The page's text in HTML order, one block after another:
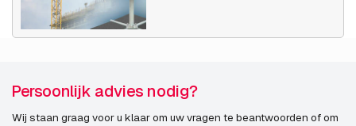
Persoonlijk advies nodig?
Wij staan graag voor u klaar om uw vragen te beantwoorden of om